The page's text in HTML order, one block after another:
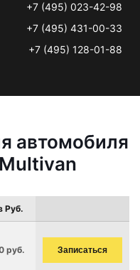
+7 (495) 023-42-98
+7 (495) 431-00-33
+7 (495) 128-01-88
автомобиля
Руб.
руб. Записаться